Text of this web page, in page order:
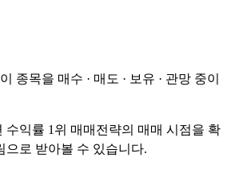
종목을 매수 · 매도 · 보유 · 관망 중이
수익률 1위 매매전략의 매매 시점을 확
으로 받아볼 수 있습니다.